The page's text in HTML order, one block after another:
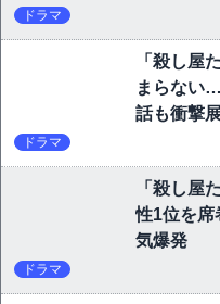
ドラマ
「殺し屋
まらない
話も衝撃
ドラマ
「殺し屋
性1位を
気爆発
ドラマ